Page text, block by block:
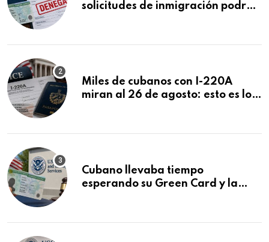
solicitudes de inmigración podrán
Miles de cubanos con I-220A
miran al 26 de agosto: esto es lo
Cubano llevaba tiempo
esperando su Green Card y la